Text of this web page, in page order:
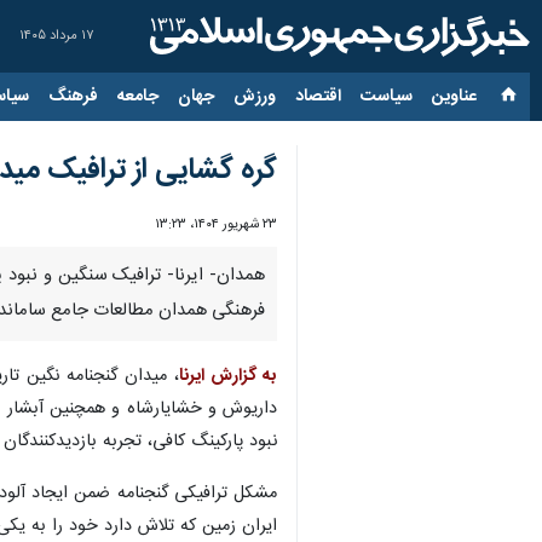
۱۷ مرداد ۱۴۰۵
عناوین‌ سیاست اقتصاد ورزش جهان جامعه فرهنگ
گره گشایی از ترافیک
۲۳ شهریور ۱۴۰۴، ۱۳:۲۳